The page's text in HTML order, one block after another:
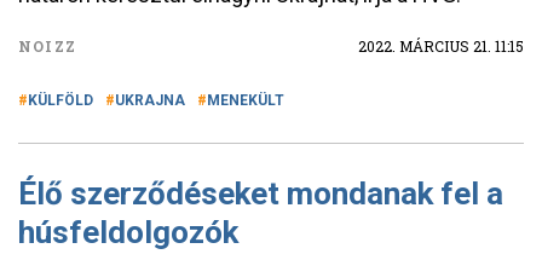
NOIZZ 2022. MÁRCIUS 21. 11:15
KÜLFÖLD UKRAJNA MENEKÜLT
Élő szerződéseket mondanak fel a
húsfeldolgozók